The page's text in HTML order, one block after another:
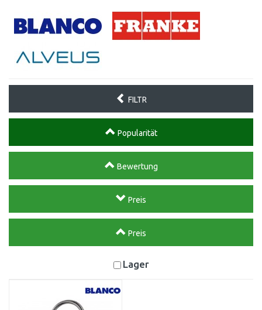
FILTR
Popularität
Bewertung
Preis
Preis
Lager